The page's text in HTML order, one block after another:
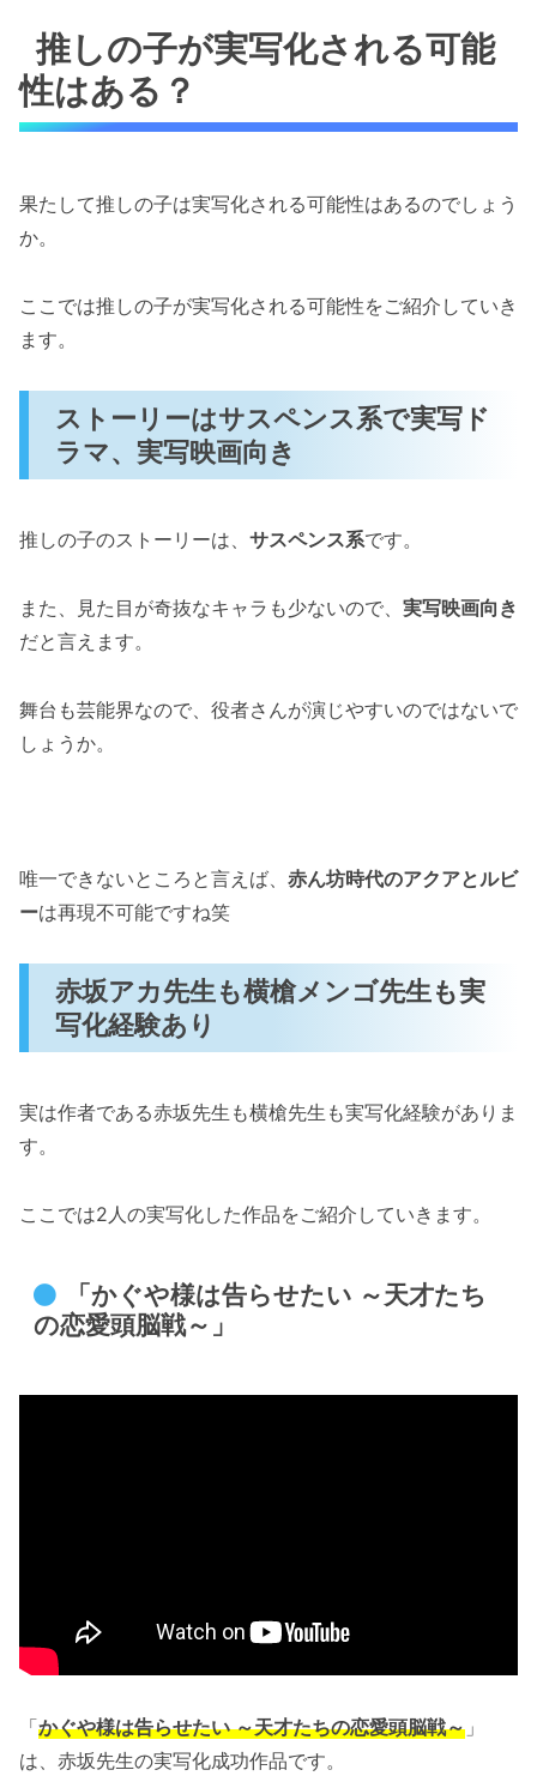
ストーリーはサスペンス系で実写ドラマ、
実写映画向き
赤坂アカ先生も横槍メンゴ先生も実写化経
推しの子が実写化されたらどこまで描かれる？
編」まで？
る？
星野アイのキャスト予想
星野アクアのキャスト予想
有馬かなのキャスト予想
推しの子の中で「実写化の現実」が描かれてい
る！？
推しの子が実写化される可能
性はある？
果たして推しの子は実写化される可能性はあるのでしょう
か。
ここでは推しの子が実写化される可能性をご紹介していき
ます。
ストーリーはサスペンス系で実写ド
ラマ、実写映画向き
推しの子のストーリーは、 サスペンス系です。
また、見た目が奇抜なキャラも少ないので、 実写映画向き
だと言えます。
舞台も芸能界なので、役者さんが演じやすいのではないで
しょうか。
唯一できないところと言えば、 赤ん坊時代のアクアとルビ
ーは再現不可能ですね笑
赤坂アカ先生も横槍メンゴ先生も実
写化経験あり
実は作者である赤坂先生も横槍先生も実写化経験がありま
す。
ここでは2人の実写化した作品をご紹介していきます。
「かぐや様は告らせたい ～天才たち
の恋愛頭脳戦～」
「かぐや様は告らせたい ～天才たちの恋愛頭脳戦～ 」
は、赤坂先生の実写化成功作品です。